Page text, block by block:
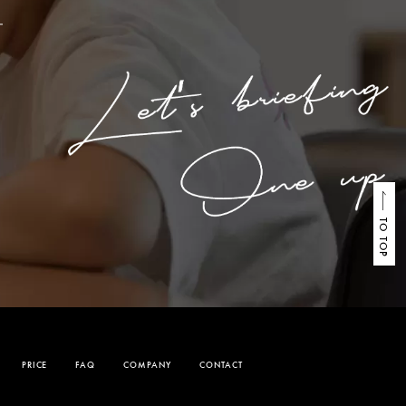
TO TOP
PRICE FAQ COMPANY CONTACT